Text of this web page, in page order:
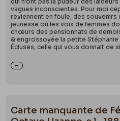
vagues inconscientes. Pour moi
reviennent en foule, des
jeunesse où les voix de femmes
chœurs des pensionnats de
& engrossoyée la petite
Écluses, celle qui vous donnait de
Carte manquante de